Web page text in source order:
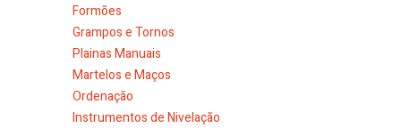
Formões
Grampos e Tornos
Plainas Manuais
Martelos e Maços
Ordenação
Instrumentos de Nivelação